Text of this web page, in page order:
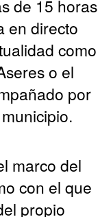
de 15 horas
en directo
como
o el
por
marco del
con el que
propio